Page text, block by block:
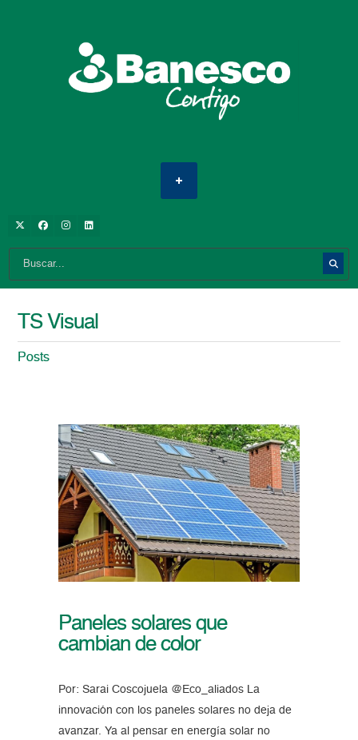
TS Visual
Posts
Paneles solares que
cambian de color
Por: Sarai Coscojuela @Eco_aliados La
innovación con los paneles solares no deja de
avanzar. Ya al pensar en energía solar no